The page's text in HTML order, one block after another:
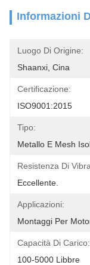
Informazioni
Luogo Di Origine:
Shaanxi, Cina
Certificazione:
ISO9001:2015
Tipo:
Metallo E Mesh
Resistenza Di
Eccellente.
Applicazioni:
Montaggi Per
Capacità Di Carico:
100-5000 Libbre